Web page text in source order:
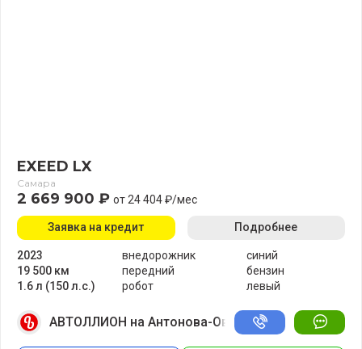
EXEED LX
Самара
2 669 900 ₽ от 24 404 ₽/мес
2023
19 500 км
1.6 л (150 л.с.)
внедорожник
передний
робот
синий
бензин
левый
Заявка на кредит Подробнее
АВТОЛЛИОН на Антонова-Овсеенко